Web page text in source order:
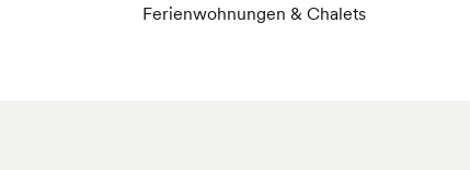
Ferienwohnungen & Chalets